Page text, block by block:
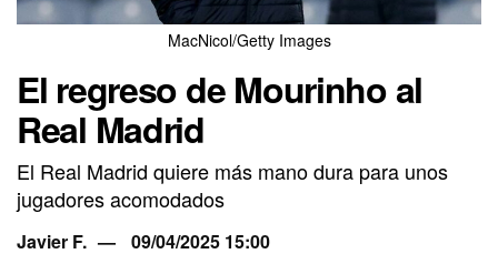
MacNicol/Getty Images
El regreso de Mourinho al
Real Madrid
El Real Madrid quiere más mano dura para unos
jugadores acomodados
Javier F. 09/04/2025 15:00